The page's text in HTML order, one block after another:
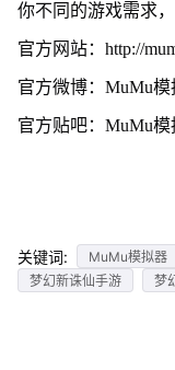
你不同的游戏需求
官方网站：http://
官方微博：MuMu模
官方贴吧：MuMu模
关键词: MuMu模拟器
梦幻新诛仙手游
梦